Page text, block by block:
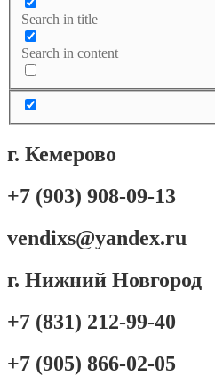
Search in title
Search in content
г. Кемерово
+7 (903) 908-09-13
vendixs@yandex.ru
г. Нижний Новгород
+7 (831) 212-99-40
+7 (905) 866-02-05